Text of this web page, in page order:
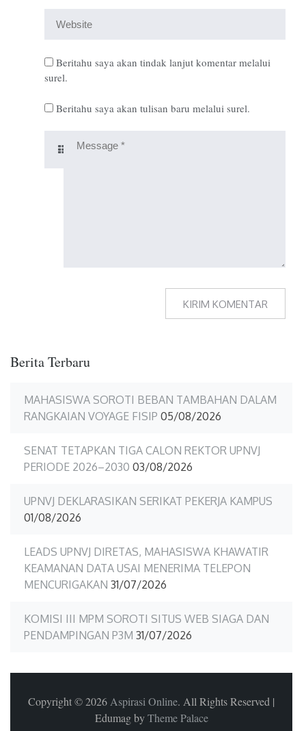
Beritahu saya akan tindak lanjut komentar melalui
surel.
Beritahu saya akan tulisan baru melalui surel.
Berita Terbaru
MAHASISWA SOROTI BEBAN TAMBAHAN DALAM
RANGKAIAN VOYAGE FISIP 05/08/2026
SENAT TETAPKAN TIGA CALON REKTOR UPNVJ
PERIODE 2026–2030 03/08/2026
UPNVJ DEKLARASIKAN SERIKAT PEKERJA KAMPUS
01/08/2026
LEADS UPNVJ DIRETAS, MAHASISWA KHAWATIR
KEAMANAN DATA USAI MENERIMA TELEPON
MENCURIGAKAN 31/07/2026
KOMISI III MPM SOROTI SITUS WEB SIAGA DAN
PENDAMPINGAN P3M 31/07/2026
Copyright © 2026 Aspirasi Online. All Rights Reserved |
Edumag byTheme Palace